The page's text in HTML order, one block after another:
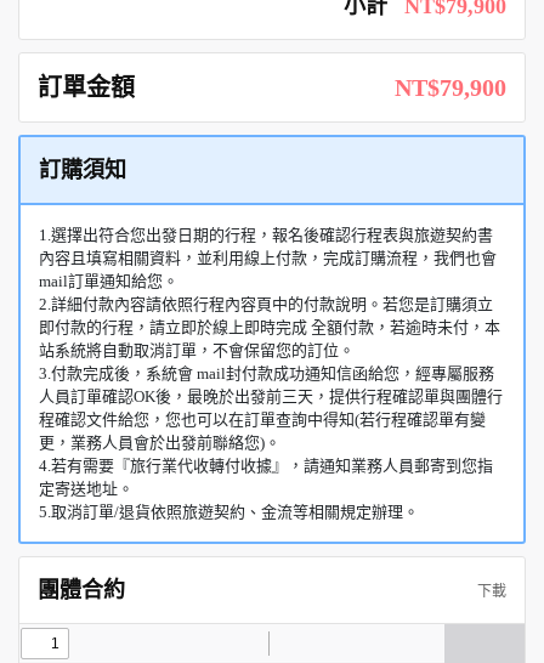
小計 NT$79,900
訂單金額 NT$79,900
訂購須知
1.選擇出符合您出發日期的行程，報名後確認行程表與旅遊契約書
內容且填寫相關資料，並利用線上付款，完成訂購流程，我們也會
mail訂單通知給您。
2.詳細付款內容請依照行程內容頁中的付款說明。若您是訂購須立
即付款的行程，請立即於線上即時完成 全額付款，若逾時未付，本
站系統將自動取消訂單，不會保留您的訂位。
3.付款完成後，系統會 mail封付款成功通知信函給您，經專屬服務
人員訂單確認OK後，最晚於出發前三天，提供行程確認單與團體行
程確認文件給您，您也可以在訂單查詢中得知(若行程確認單有變
更，業務人員會於出發前聯絡您)。
4.若有需要『旅行業代收轉付收據』，請通知業務人員郵寄到您指
定寄送地址。
5.取消訂單/退貨依照旅遊契約、金流等相關規定辦理。
團體合約 下載